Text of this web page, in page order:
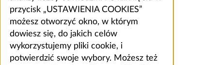
przycisk „USTAWIENIA COOKIES”
możesz otworzyć okno, w którym
dowiesz się, do jakich celów
wykorzystujemy pliki cookie, i
potwierdzić swoje wybory. Możesz też